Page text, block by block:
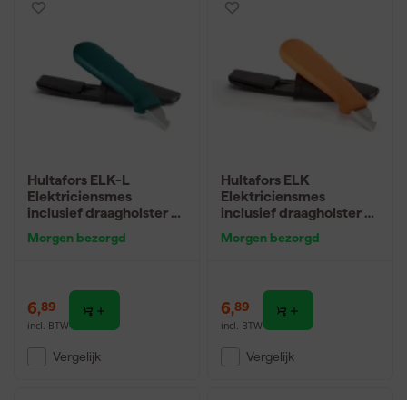
Hultafors ELK-L
Elektriciensmes
inclusief draagholster -
linkshandigen
Morgen bezorgd
6,89
incl. BTW
Vergelijk
Hultafors ELK
Elektriciensmes
inclusief draagholster -
rechtshandigen
Morgen bezorgd
6,89
incl. BTW
Vergelijk